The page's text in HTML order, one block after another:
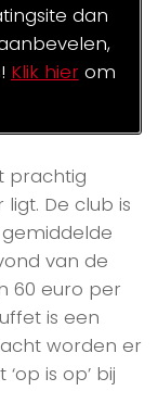
dan
Klik hierom
prachtig
De club is
van de
60 euro per
is een
worden er
is op’ bij